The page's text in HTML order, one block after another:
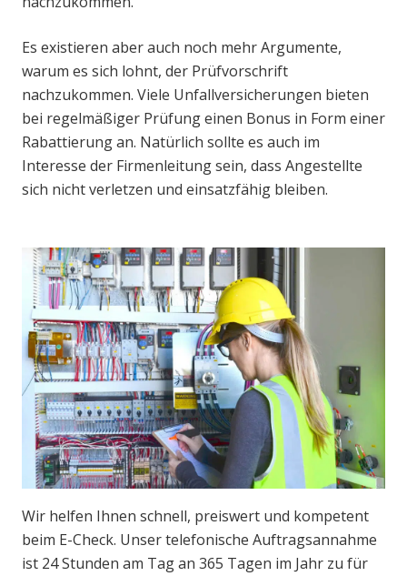
Es existieren aber auch noch mehr Argumente,
warum es sich lohnt, der Prüfvorschrift
nachzukommen. Viele Unfallversicherungen bieten
bei regelmäßiger Prüfung einen Bonus in Form einer
Rabattierung an. Natürlich sollte es auch im
Interesse der Firmenleitung sein, dass Angestellte
sich nicht verletzen und einsatzfähig bleiben.
Wir helfen Ihnen schnell, preiswert und kompetent
beim E-Check. Unser telefonische Auftragsannahme
ist 24 Stunden am Tag an 365 Tagen im Jahr zu für